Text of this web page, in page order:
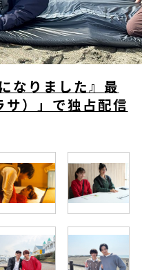
なりました』最
）」で独占配信